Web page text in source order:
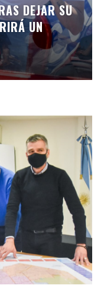
DEJAR SU
UN